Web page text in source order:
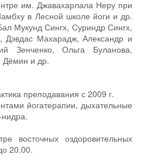
им. Джавахарлала Неру при
в Лесной школе йоги и др.
Мукунд Сингх, Суриндр Сингх,
Махарадж, Александр и
Зенченко, Ольга Буланова,
Дёмин и др.
преподавания с 2009 г.
йогатерапии, дыхательные
нидра.
восточных оздоровительных
20.00.